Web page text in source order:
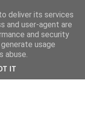
deliver its services
and user-agent are
and security
usage
abuse.
IT